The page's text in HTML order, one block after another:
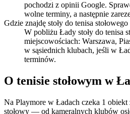
pochodzi z opinii Google.
wolne terminy, a następnie
Gdzie znajdę stoły do tenisa
W pobliżu Łady stoły do tenisa
miejscowościach: Warszawa,
w sąsiednich klubach, jeśli w
terminów.
O tenisie stołowym w
Na Playmore w Ładach czeka 1
stołowy — od kameralnych klubów